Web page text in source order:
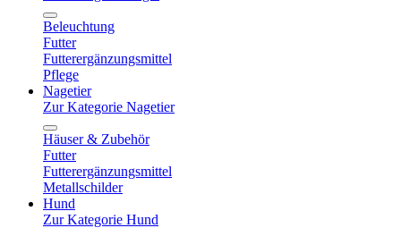
Beleuchtung
Futter
Futterergänzungsmittel
Pflege
Nagetier
Zur Kategorie Nagetier
Häuser & Zubehör
Futter
Futterergänzungsmittel
Metallschilder
Hund
Zur Kategorie Hund